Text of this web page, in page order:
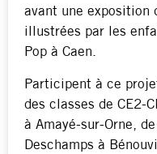
avant une exposition
illustrées par les
Pop à Caen.
Participent à ce
des classes de CE2-
à Amayé-sur-Orne,
Deschamps à